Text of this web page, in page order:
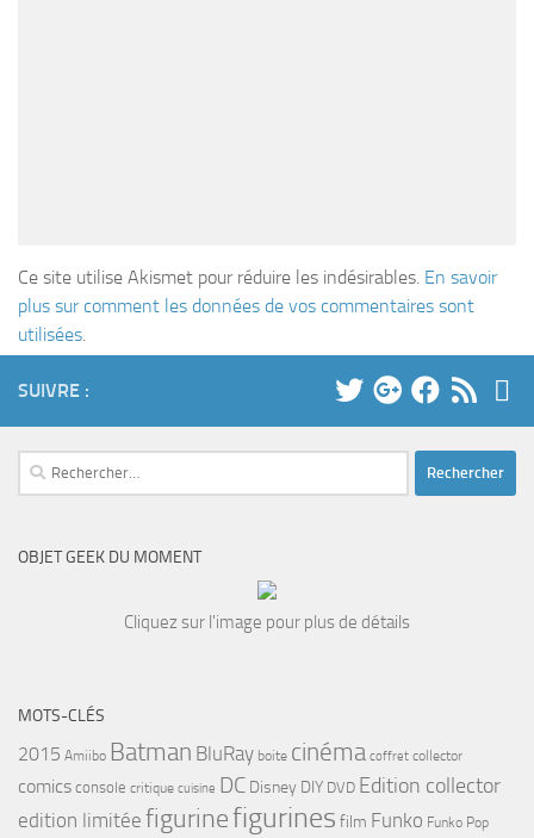
Ce site utilise Akismet pour réduire les indésirables. En savoir
plus sur comment les données de vos commentaires sont
utilisées.
SUIVRE :
Rechercher :
OBJET GEEK DU MOMENT
Cliquez sur l'image pour plus de détails
MOTS-CLÉS
2015 Amiibo Batman BluRay boite cinéma coffret collector
comics console critique cuisine DC Disney DIY DVD Edition collector
edition limitée figurinefigurines film Funko Funko Pop